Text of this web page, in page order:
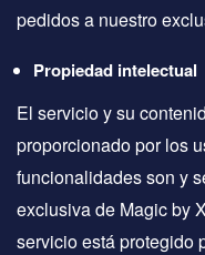
pedidos a nuestro
Propiedad intelectual
El servicio y su
proporcionado por los
funcionalidades son y
exclusiva de Magic by
servicio está protegido